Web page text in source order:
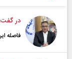
در
فاصله